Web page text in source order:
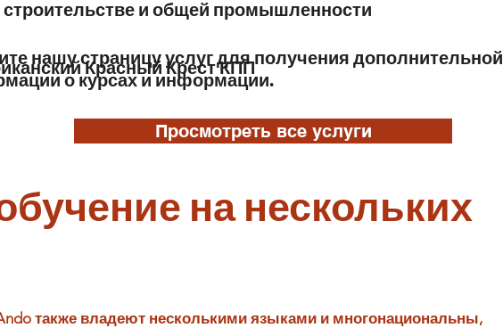
и общей промышленности
Красный Крест КПП
нашу страницу услуг для получения дополнительной
о курсах и информации.
Просмотреть все услуги
на нескольких
также владеют несколькими языками и многонациональны,